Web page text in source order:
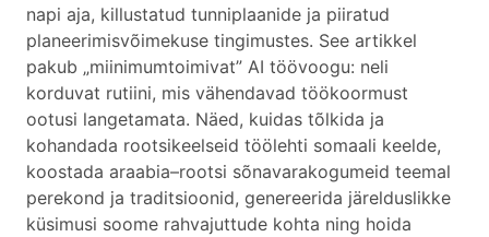
napi aja, killustatud tunniplaanide ja piiratud
planeerimisvõimekuse tingimustes. See artikkel
pakub „miinimumtoimivat” AI töövoogu: neli
korduvat rutiini, mis vähendavad töökoormust
ootusi langetamata. Näed, kuidas tõlkida ja
kohandada rootsikeelseid töölehti somaali keelde,
koostada araabia–rootsi sõnavarakogumeid teemal
perekond ja traditsioonid, genereerida järelduslikke
küsimusi soome rahvajuttude kohta ning hoida